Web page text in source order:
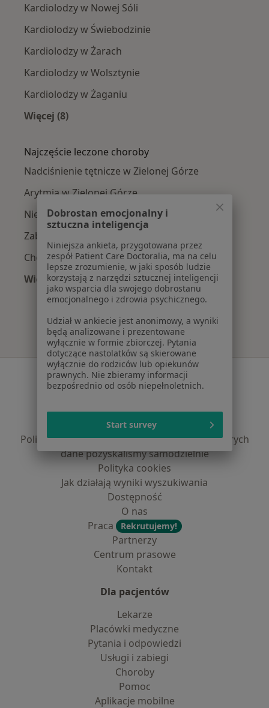
Kardiolodzy w Nowej Sóli
Kardiolodzy w Świebodzinie
Kardiolodzy w Żarach
Kardiolodzy w Wolsztynie
Kardiolodzy w Żaganiu
Więcej (8)
Najczęście leczone choroby
Nadciśnienie tętnicze w Zielonej Górze
Arytmia w Zielonej Górze
Niewydolność serca w Zielonej Górze
Zaburzenia rytmu serca w Zielonej Górze
Choroba wieńcowa w Zielonej Górze
Więcej (15)
Więcej w kategorii: Najczęście leczone
Serwis
Polityka prywatności pacjentów
Polityka prywatności profesjonalistów
Polityka prywatności dla profesjonalistów, których
dane pozyskaliśmy samodzielnie
Polityka cookies
Jak działają wyniki wyszukiwania
Dostępność
O nas
Praca
Rekrutujemy!
Partnerzy
Centrum prasowe
Kontakt
Dla pacjentów
Lekarze
Placówki medyczne
Pytania i odpowiedzi
Usługi i zabiegi
Choroby
Pomoc
Aplikacje mobilne
Dobrostan emocjonalny i
sztuczna inteligencja
Niniejsza ankieta, przygotowana przez
zespół Patient Care Doctoralia, ma na celu
lepsze zrozumienie, w jaki sposób ludzie
korzystają z narzędzi sztucznej inteligencji
jako wsparcia dla swojego dobrostanu
emocjonalnego i zdrowia psychicznego.
Udział w ankiecie jest anonimowy, a wyniki
będą analizowane i prezentowane
wyłącznie w formie zbiorczej. Pytania
dotyczące nastolatków są skierowane
wyłącznie do rodziców lub opiekunów
prawnych. Nie zbieramy informacji
bezpośrednio od osób niepełnoletnich.
Start survey